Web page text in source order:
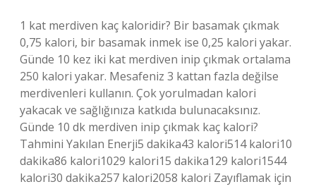
1 kat merdiven kaç kaloridir? Bir basamak çıkmak
0,75 kalori, bir basamak inmek ise 0,25 kalori yakar.
Günde 10 kez iki kat merdiven inip çıkmak ortalama
250 kalori yakar. Mesafeniz 3 kattan fazla değilse
merdivenleri kullanın. Çok yorulmadan kalori
yakacak ve sağlığınıza katkıda bulunacaksınız.
Günde 10 dk merdiven inip çıkmak kaç kalori?
Tahmini Yakılan Enerji5 dakika43 kalori514 kalori10
dakika86 kalori1029 kalori15 dakika129 kalori1544
kalori30 dakika257 kalori2058 kalori Zayıflamak için